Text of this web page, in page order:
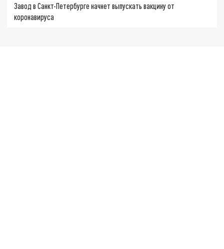
Завод в Санкт-Петербурге начнет выпускать вакцину от
коронавируса